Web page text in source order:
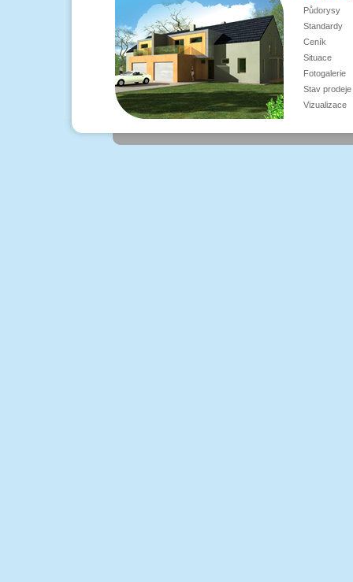
Půdorysy
Standardy
Ceník
Situace
Fotogalerie
Stav prodeje
Vizualizace